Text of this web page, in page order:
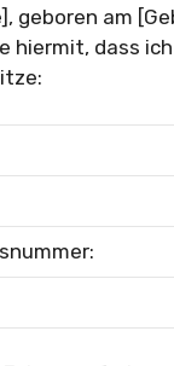
geboren am
hiermit, dass